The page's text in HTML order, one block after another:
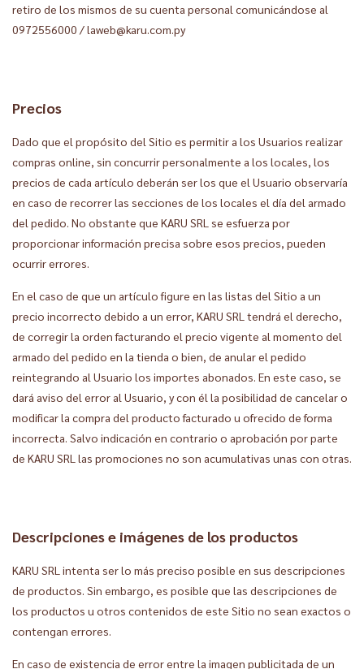
retiro de los mismos de su cuenta personal comunicándose al
0972556000 / laweb@karu.com.py
Precios
Dado que el propósito del Sitio es permitir a los Usuarios realizar
compras online, sin concurrir personalmente a los locales, los
precios de cada artículo deberán ser los que el Usuario observaría
en caso de recorrer las secciones de los locales el día del armado
del pedido. No obstante que KARU SRL se esfuerza por
proporcionar información precisa sobre esos precios, pueden
ocurrir errores.
En el caso de que un artículo figure en las listas del Sitio a un
precio incorrecto debido a un error, KARU SRL tendrá el derecho,
de corregir la orden facturando el precio vigente al momento del
armado del pedido en la tienda o bien, de anular el pedido
reintegrando al Usuario los importes abonados. En este caso, se
dará aviso del error al Usuario, y con él la posibilidad de cancelar o
modificar la compra del producto facturado u ofrecido de forma
incorrecta. Salvo indicación en contrario o aprobación por parte
de KARU SRL las promociones no son acumulativas unas con otras.
Descripciones e imágenes de los productos
KARU SRL intenta ser lo más preciso posible en sus descripciones
de productos. Sin embargo, es posible que las descripciones de
los productos u otros contenidos de este Sitio no sean exactos o
contengan errores.
En caso de existencia de error entre la imagen publicitada de un